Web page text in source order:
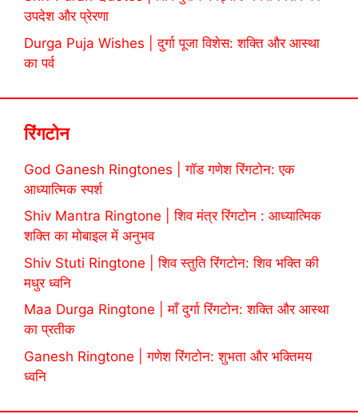
उपदेश और प्रेरणा
Durga Puja Wishes | दुर्गा पूजा विशेस: शक्ति और आस्था
का पर्व
रिंगटोन
God Ganesh Ringtones | गॉड गणेश रिंगटोन: एक
आध्यात्मिक स्पर्श
Shiv Mantra Ringtone | शिव मंत्र रिंगटोन : आध्यात्मिक
शक्ति का मोबाइल में अनुभव
Shiv Stuti Ringtone | शिव स्तुति रिंगटोन: शिव भक्ति की
मधुर ध्वनि
Maa Durga Ringtone | माँ दुर्गा रिंगटोन: शक्ति और आस्था
का प्रतीक
Ganesh Ringtone | गणेश रिंगटोन: शुभता और भक्तिमय
ध्वनि